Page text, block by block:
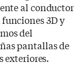
al conductor
3D y
del
pantallas de
exteriores.